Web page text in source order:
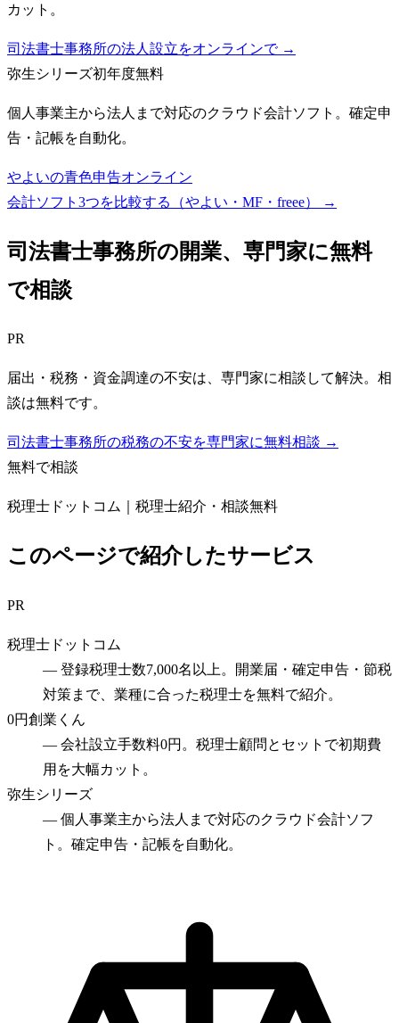
カット。
司法書士事務所の法人設立をオンラインで →
弥生シリーズ初年度無料
個人事業主から法人まで対応のクラウド会計ソフト。確定申
告・記帳を自動化。
やよいの青色申告オンライン
会計ソフト3つを比較する（やよい・MF・freee）
→
司法書士事務所の開業、専門家に無料
で相談
PR
届出・税務・資金調達の不安は、専門家に相談して解決。相
談は無料です。
司法書士事務所の税務の不安を専門家に無料相談 →
無料で相談
税理士ドットコム｜税理士紹介・相談無料
このページで紹介したサービス
PR
税理士ドットコム
— 登録税理士数7,000名以上。開業届・確定申告・節税
対策まで、業種に合った税理士を無料で紹介。
0円創業くん
— 会社設立手数料0円。税理士顧問とセットで初期費
用を大幅カット。
弥生シリーズ
— 個人事業主から法人まで対応のクラウド会計ソフ
ト。確定申告・記帳を自動化。